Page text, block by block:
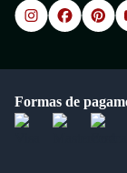
Formas de